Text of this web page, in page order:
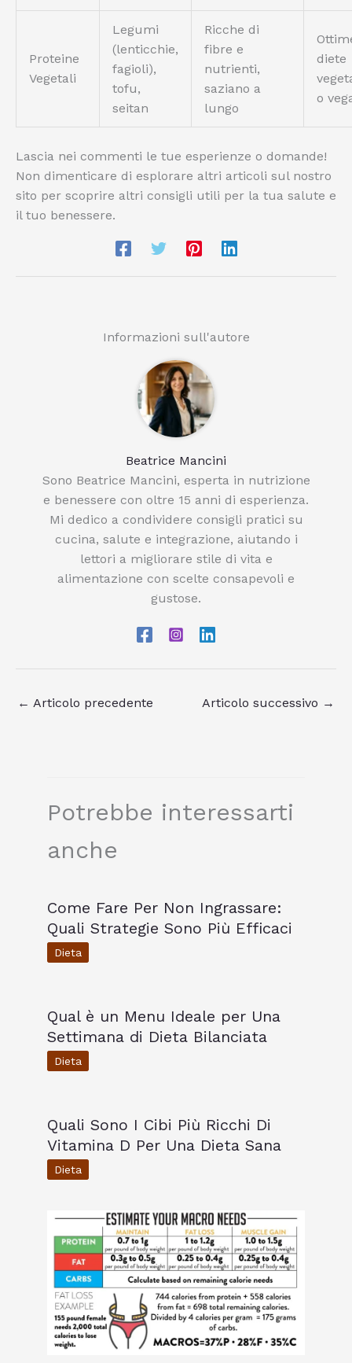
Proteine
Vegetali
Legumi
(lenticchie,
fagioli),
tofu,
seitan
Ricche di
fibre e
nutrienti,
saziano a
lungo
diete
o
Lascia nei commenti le tue esperienze o domande!
Non dimenticare di esplorare altri articoli sul nostro
sito per scoprire altri consigli utili per la tua salute e
il tuo benessere.
Informazioni sull'autore
Beatrice Mancini
Sono Beatrice Mancini, esperta in nutrizione
e benessere con oltre 15 anni di esperienza.
Mi dedico a condividere consigli pratici su
cucina, salute e integrazione, aiutando i
lettori a migliorare stile di vita e
alimentazione con scelte consapevoli e
gustose.
← Articolo precedente Articolo successivo →
Potrebbe interessarti
anche
Come Fare Per Non Ingrassare:
Quali Strategie Sono Più Efficaci
Dieta
Qual è un Menu Ideale per Una
Settimana di Dieta Bilanciata
Dieta
Quali Sono I Cibi Più Ricchi Di
Vitamina D Per Una Dieta Sana
Dieta